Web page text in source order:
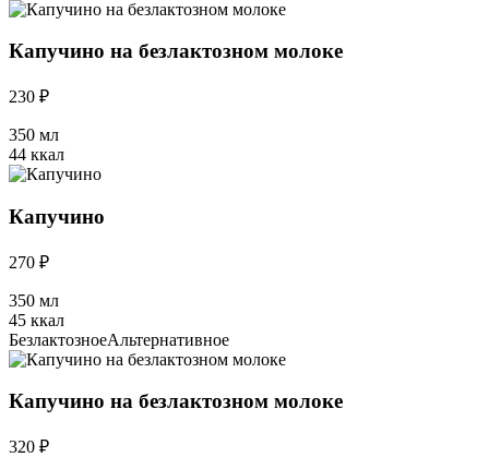
Капучино на безлактозном молоке
230 ₽
350 мл
44 ккал
Капучино
270 ₽
350 мл
45 ккал
БезлактозноеАльтернативное
Капучино на безлактозном молоке
320 ₽